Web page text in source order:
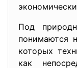
Под
понимаются
которых
как